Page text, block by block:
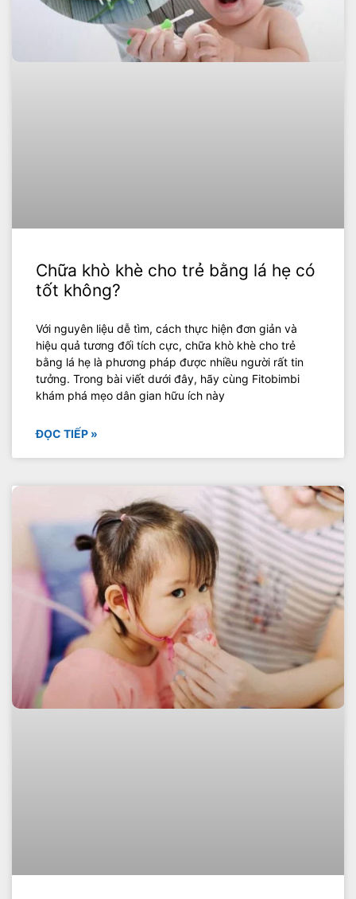
Chữa khò khè cho trẻ bằng lá hẹ có
tốt không?
Với nguyên liệu dễ tìm, cách thực hiện đơn giản và
hiệu quả tương đối tích cực, chữa khò khè cho trẻ
bằng lá hẹ là phương pháp được nhiều người rất tin
tưởng. Trong bài viết dưới đây, hãy cùng Fitobimbi
khám phá mẹo dân gian hữu ích này
ĐỌC TIẾP »